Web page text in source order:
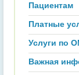
Пациентам
Платные
Услуги по
Важная